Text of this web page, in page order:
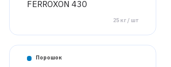
FERROXON 430
25 кг / шт
Порошок